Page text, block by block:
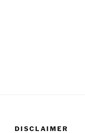
DISCLAIMER